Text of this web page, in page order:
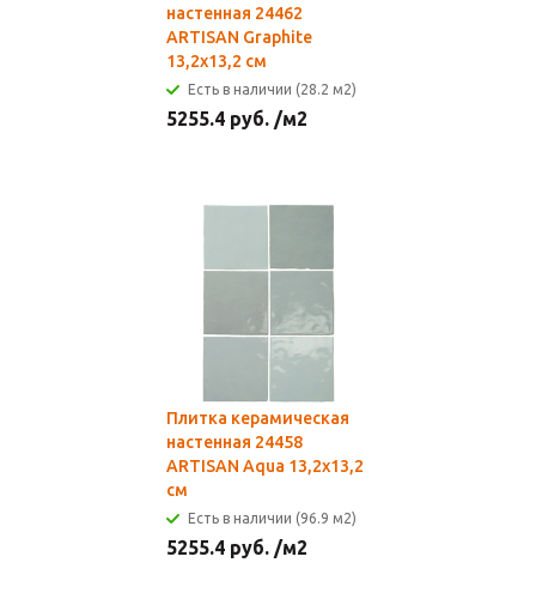
настенная 24462
ARTISAN Graphite
13,2х13,2 см
Есть в наличии (28.2 м2)
5255.4 руб. /м2
Плитка керамическая
настенная 24458
ARTISAN Aqua 13,2х13,2
см
Есть в наличии (96.9 м2)
5255.4 руб. /м2